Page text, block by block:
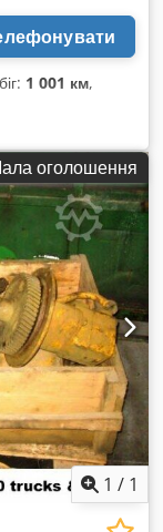
1 001 км,
оголошення
1 / 1